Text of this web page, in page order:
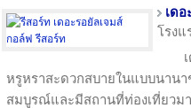
เด
โรง
หรูหราสะดวกสบายในแบบนาน
สมบูรณ์และมีสถานที่ท่องเที่ยวม